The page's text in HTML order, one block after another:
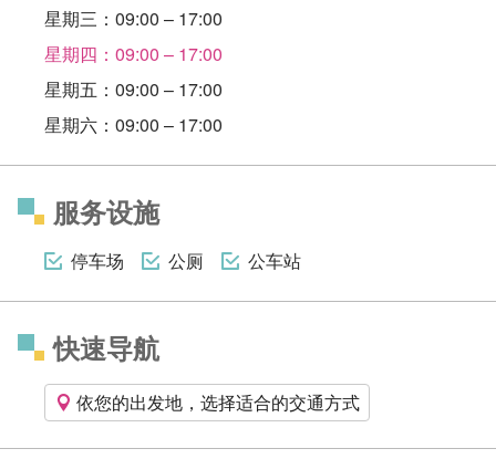
星期三：09:00 – 17:00
星期四：09:00 – 17:00
星期五：09:00 – 17:00
星期六：09:00 – 17:00
服务设施
停车场 公厕 公车站
快速导航
依您的出发地，选择适合的交通方式